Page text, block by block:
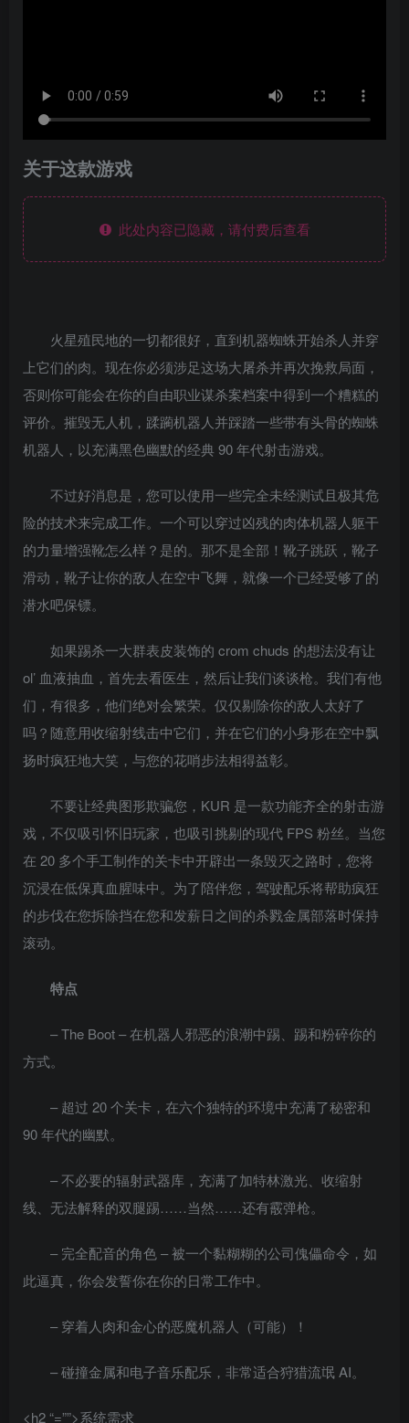
关于这款游戏
此处内容已隐藏，请付费后查看
火星殖民地的一切都很好，直到机器蜘蛛开始杀人并穿
上它们的肉。现在你必须涉足这场大屠杀并再次挽救局面，
否则你可能会在你的自由职业谋杀案档案中得到一个糟糕的
评价。摧毁无人机，蹂躏机器人并踩踏一些带有头骨的蜘蛛
机器人，以充满黑色幽默的经典 90 年代射击游戏。
不过好消息是，您可以使用一些完全未经测试且极其危
险的技术来完成工作。一个可以穿过凶残的肉体机器人躯干
的力量增强靴怎么样？是的。那不是全部！靴子跳跃，靴子
滑动，靴子让你的敌人在空中飞舞，就像一个已经受够了的
潜水吧保镖。
如果踢杀一大群表皮装饰的 crom chuds 的想法没有让
ol’ 血液抽血，首先去看医生，然后让我们谈谈枪。我们有他
们，有很多，他们绝对会繁荣。仅仅剔除你的敌人太好了
吗？随意用收缩射线击中它们，并在它们的小身形在空中飘
扬时疯狂地大笑，与您的花哨步法相得益彰。
不要让经典图形欺骗您，KUR 是一款功能齐全的射击游
戏，不仅吸引怀旧玩家，也吸引挑剔的现代 FPS 粉丝。当您
在 20 多个手工制作的关卡中开辟出一条毁灭之路时，您将
沉浸在低保真血腥味中。为了陪伴您，驾驶配乐将帮助疯狂
的步伐在您拆除挡在您和发薪日之间的杀戮金属部落时保持
滚动。
特点
– The Boot – 在机器人邪恶的浪潮中踢、踢和粉碎你的
方式。
– 超过 20 个关卡，在六个独特的环境中充满了秘密和
90 年代的幽默。
– 不必要的辐射武器库，充满了加特林激光、收缩射
线、无法解释的双腿踢……当然……还有霰弹枪。
– 完全配音的角色 – 被一个黏糊糊的公司傀儡命令，如
此逼真，你会发誓你在你的日常工作中。
– 穿着人肉和金心的恶魔机器人（可能）！
– 碰撞金属和电子音乐配乐，非常适合狩猎流氓 AI。
<h2 “=””>系统需求